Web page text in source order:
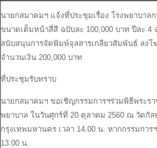
นายกสมาคมฯ แจ้งที่ประชุมเรื่อง โรงพยาบา
ขนาดเต็มหน้าสี่สี ฉบับละ 100,000 บาท ปีละ 4
สนับสนุนการจัดพิมพ์จุลสารเกลียวสัมพันธ์ ลง
จำนวนเงิน 200,000 บาท
ที่ประชุมรับทราบ
นายกสมาคมฯ ขอเชิญกรรมการฯร่วมพิธีพระร
พยาบาล ในวันศุกร์ที่ 20 ตุลาคม 2560 ณ วัดกั
กรุงเทพมหานคร เวลา 14.00 น. หากกรรมกา
13.00 น.